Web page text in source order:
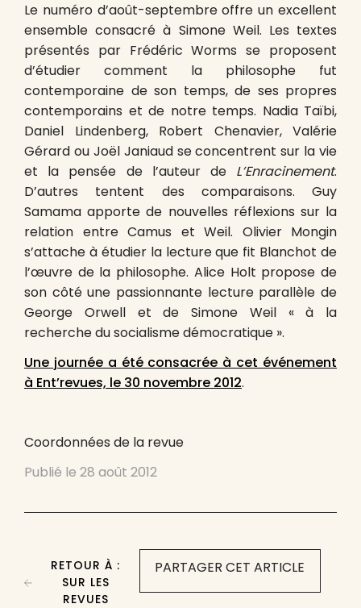
Le numéro d’août-septembre offre un excellent
ensemble consacré à Simone Weil. Les textes
présentés par Frédéric Worms se proposent
d’étudier comment la philosophe fut
contemporaine de son temps, de ses propres
contemporains et de notre temps. Nadia Taïbi,
Daniel Lindenberg, Robert Chenavier, Valérie
Gérard ou Joël Janiaud se concentrent sur la vie
et la pensée de l’auteur de L’Enracinement.
D’autres tentent des comparaisons. Guy
Samama apporte de nouvelles réflexions sur la
relation entre Camus et Weil. Olivier Mongin
s’attache à étudier la lecture que fit Blanchot de
l’œuvre de la philosophe. Alice Holt propose de
son côté une passionnante lecture parallèle de
George Orwell et de Simone Weil « à la
recherche du socialisme démocratique ».
Une journée a été consacrée à cet événement
à Ent’revues, le 30 novembre 2012.
Coordonnées de la revue
Publié le 28 août 2012
PARTAGER CET ARTICLE
RETOUR À :
SUR LES
REVUES